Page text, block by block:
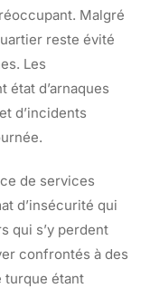
Malgré
reste évité
Les
d’arnaques
d’incidents
de services
d’insécurité qui
qui s’y perdent
confrontés à des
turque étant